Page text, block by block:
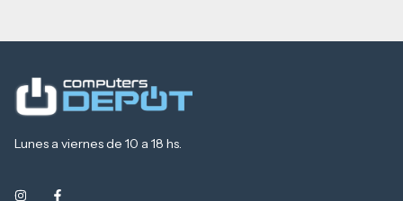
Lunes a viernes de 10 a 18 hs.